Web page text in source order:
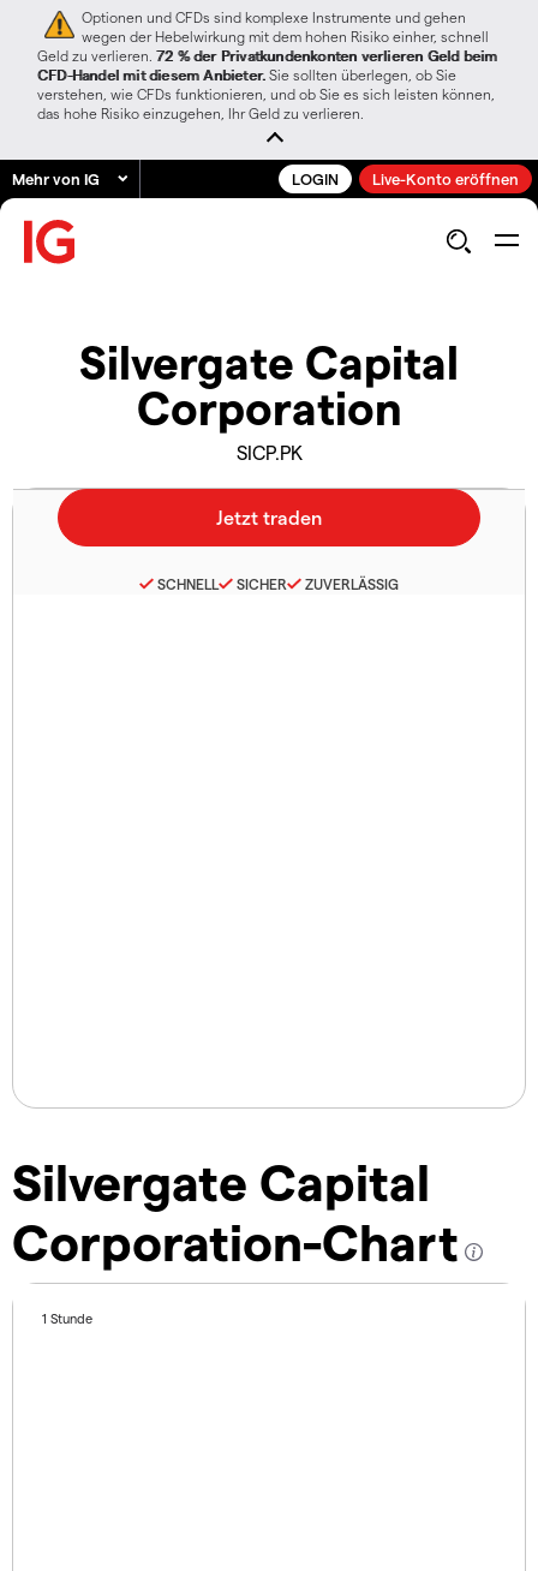
Optionen und CFDs sind komplexe Instrumente und gehen
wegen der Hebelwirkung mit dem hohen Risiko einher, schnell
Geld zu verlieren. 72 % der Privatkundenkonten verlieren Geld beim
CFD-Handel mit diesem Anbieter. Sie sollten überlegen, ob Sie
verstehen, wie CFDs funktionieren, und ob Sie es sich leisten können,
das hohe Risiko einzugehen, Ihr Geld zu verlieren.
Mehr von IG LOGIN Live-Konto eröffnen
Silvergate Capital
Corporation
SICP.PK
Silvergate Capital
Corporation-Chart
1 Stunde
SCHNELL SICHER ZUVERLÄSSIG